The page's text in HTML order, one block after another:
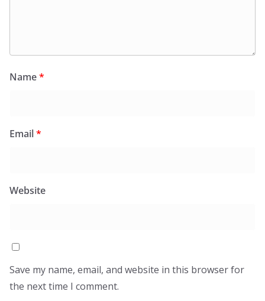
Name*
Email*
Website
Save my name, email, and website in this browser for
the next time I comment.